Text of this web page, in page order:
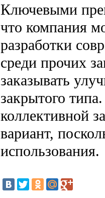
Ключевыми
что компания
разработки
среди прочих
заказывать
закрытого
коллективной
вариант,
использования.